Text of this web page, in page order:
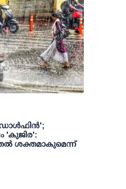
'കുജിര':
ശക്തമാകുമെന്ന്